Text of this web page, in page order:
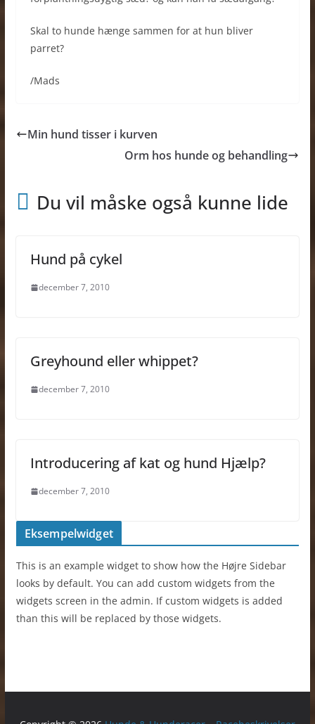
Skal to hunde hænge sammen for at hun bliver
parret?
/Mads
Min hund tisser i kurven
Orm hos hunde og behandling
Du vil måske også kunne lide
Hund på cykel
december 7, 2010
Greyhound eller whippet?
december 7, 2010
Introducering af kat og hund Hjælp?
december 7, 2010
Eksempelwidget
This is an example widget to show how the Højre Sidebar
looks by default. You can add custom widgets from the
widgets screen in the admin. If custom widgets is added
than this will be replaced by those widgets.